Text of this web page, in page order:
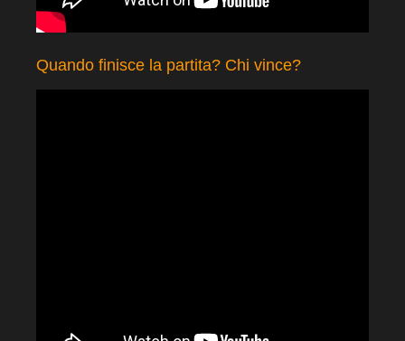
Quando finisce la partita? Chi vince?